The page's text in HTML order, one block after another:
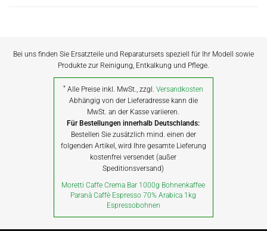
Bei uns finden Sie Ersatzteile und Reparatursets speziell für Ihr Modell sowie
Produkte zur Reinigung, Entkalkung und Pflege.
* Alle Preise inkl. MwSt., zzgl.Versandkosten
Abhängig von der Lieferadresse kann die
MwSt. an der Kasse variieren.
Für Bestellungen innerhalb Deutschlands:
Bestellen Sie zusätzlich mind. einen der
folgenden Artikel, wird Ihre gesamte Lieferung
kostenfrei versendet (außer
Speditionsversand)
Moretti Caffe Crema Bar 1000g Bohnenkaffee
Paranà Caffè Espresso 70% Arabica 1kg
Espressobohnen